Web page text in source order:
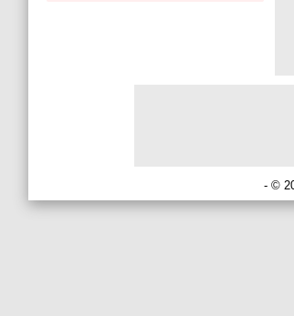
- ©